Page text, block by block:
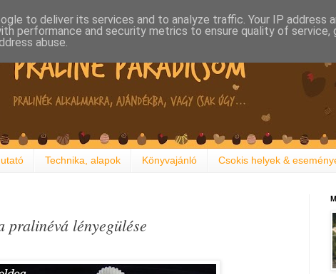
Technika, alapok Könyvajánló Csokis helyek &
pralinévá lényegülése
to deliver its services and to analyze traffic. Your IP address
performance and security metrics to ensure quality of service,
abuse.